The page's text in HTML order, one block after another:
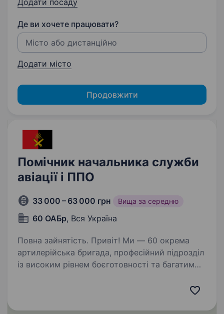
Додати посаду
Де ви хочете працювати?
Додати місто
Продовжити
Помічник начальника служби
авіації і ППО
33 000 – 63 000 грн Вища за середню
60 ОАБр, Вся Україна
Повна зайнятість. Привіт! Ми — 60 окрема
артилерійська бригада, професійний підрозділ
із високим рівнем боєготовності та багатим
інтеграції з різними військовими підрозділами.